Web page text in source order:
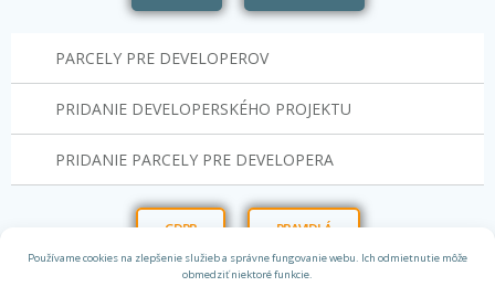
Používame cookies na zlepšenie služieb a správne fungovanie webu. Ich odmietnutie môže
obmedziť niektoré funkcie.
PARCELY PRE DEVELOPEROV
PRIDANIE DEVELOPERSKÉHO PROJEKTU
PRIDANIE PARCELY PRE DEVELOPERA
GDPR PRAVIDLÁ